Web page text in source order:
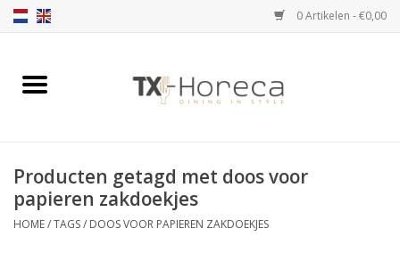
0 Artikelen - €0,00
Home
Catalogi
Producten getagd met doos voor
papieren zakdoekjes
HOME/TAGS/ DOOS VOOR PAPIEREN ZAKDOEKJES